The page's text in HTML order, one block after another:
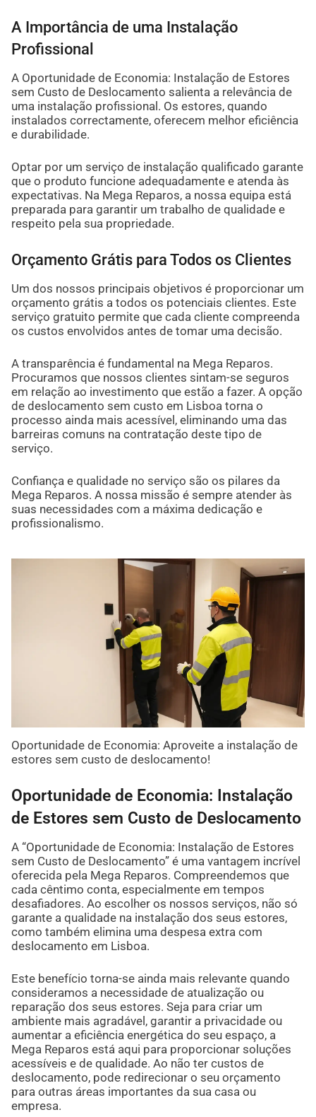
A Importância de uma Instalação
Profissional
A Oportunidade de Economia: Instalação de Estores
sem Custo de Deslocamento salienta a relevância de
uma instalação profissional. Os estores, quando
instalados correctamente, oferecem melhor eficiência
e durabilidade.
Optar por um serviço de instalação qualificado garante
que o produto funcione adequadamente e atenda às
expectativas. Na Mega Reparos, a nossa equipa está
preparada para garantir um trabalho de qualidade e
respeito pela sua propriedade.
Orçamento Grátis para Todos os Clientes
Um dos nossos principais objetivos é proporcionar um
orçamento grátis a todos os potenciais clientes. Este
serviço gratuito permite que cada cliente compreenda
os custos envolvidos antes de tomar uma decisão.
A transparência é fundamental na Mega Reparos.
Procuramos que nossos clientes sintam-se seguros
em relação ao investimento que estão a fazer. A opção
de deslocamento sem custo em Lisboa torna o
processo ainda mais acessível, eliminando uma das
barreiras comuns na contratação deste tipo de
serviço.
Confiança e qualidade no serviço são os pilares da
Mega Reparos. A nossa missão é sempre atender às
suas necessidades com a máxima dedicação e
profissionalismo.
Oportunidade de Economia: Aproveite a instalação de
estores sem custo de deslocamento!
Oportunidade de Economia: Instalação
de Estores sem Custo de Deslocamento
A “Oportunidade de Economia: Instalação de Estores
sem Custo de Deslocamento” é uma vantagem incrível
oferecida pela Mega Reparos. Compreendemos que
cada cêntimo conta, especialmente em tempos
desafiadores. Ao escolher os nossos serviços, não só
garante a qualidade na instalação dos seus estores,
como também elimina uma despesa extra com
deslocamento em Lisboa.
Este benefício torna-se ainda mais relevante quando
consideramos a necessidade de atualização ou
reparação dos seus estores. Seja para criar um
ambiente mais agradável, garantir a privacidade ou
aumentar a eficiência energética do seu espaço, a
Mega Reparos está aqui para proporcionar soluções
acessíveis e de qualidade. Ao não ter custos de
deslocamento, pode redirecionar o seu orçamento
para outras áreas importantes da sua casa ou
empresa.